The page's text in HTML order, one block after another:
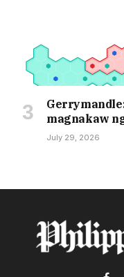
magnakaw
July 29, 2026